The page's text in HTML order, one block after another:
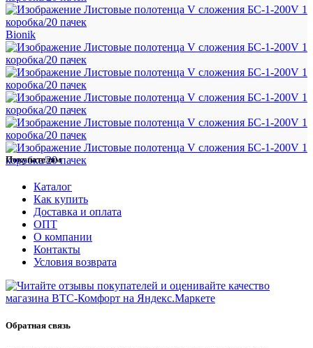
Bionik
Покупателям
Каталог
Как купить
Доставка и оплата
ОПТ
О компании
Контакты
Условия возврата
Обратная связь